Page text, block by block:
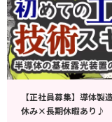
【正社員募集】導体製
休み×長期休暇あり♪